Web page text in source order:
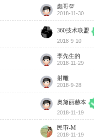
彪哥💯
2018-11-30
360技术联盟
2018-9-10
李先生的
2018-11-29
射雕
2018-9-28
奥黛丽赫本
2018-11-19
民审-M
2018-11-19